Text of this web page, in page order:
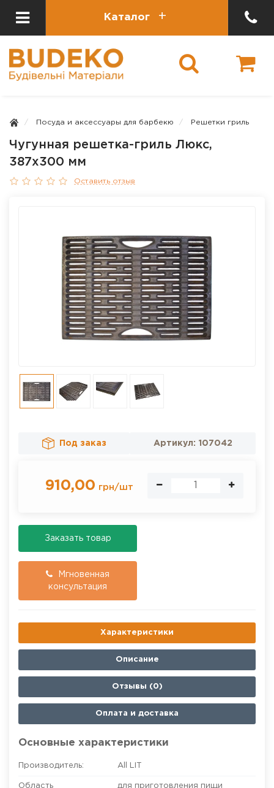
Каталог
Посуда и аксессуары для барбекю Решетки гриль
Чугунная решетка-гриль Люкс,
387х300 мм
Оставить отзыв
Под заказ Артикул: 107042
910,00 грн/шт
Заказать товар
Мгновенная
консультация
Характеристики
Описание
Отзывы (0)
Оплата и доставка
Основные характеристики
Производитель: All LIT
Область
для приготовления пищи